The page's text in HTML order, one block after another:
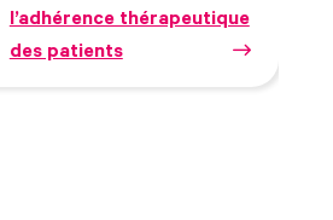
l’adhérence thérapeutique
des patients